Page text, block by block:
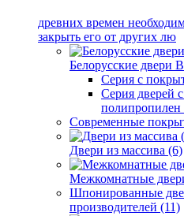
древних времен
закрыть его от других лю
Белорусские двери
Серия с
Серия дверей
полипропилен
Современные
Двери из массива (6)
Межкомнатные
Шпонированные
производителей (11)